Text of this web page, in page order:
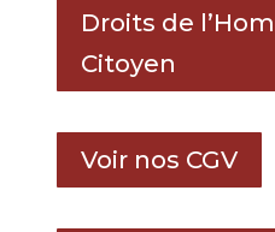
Droits de
Citoyen
Voir nos CGV